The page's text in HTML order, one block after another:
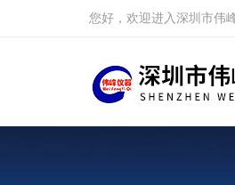
您好，欢迎进入深圳市伟